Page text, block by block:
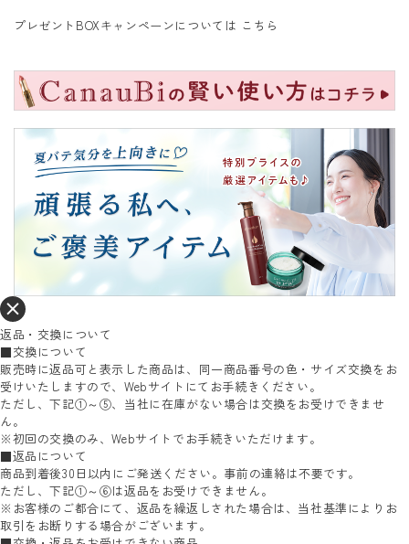
プレゼントBOXキャンペーンについては こちら
返品・交換について
■交換について
販売時に返品可と表示した商品は、同一商品番号の色・サイズ交換をお
受けいたしますので、Webサイトにてお手続きください。
ただし、下記①～⑤、当社に在庫がない場合は交換をお受けできませ
ん。
※初回の交換のみ、Webサイトでお手続きいただけます。
■返品について
商品到着後30日以内にご発送ください。事前の連絡は不要です。
ただし、下記①～⑥は返品をお受けできません。
※お客様のご都合にて、返品を繰返しされた場合は、当社基準によりお
取引をお断りする場合がございます。